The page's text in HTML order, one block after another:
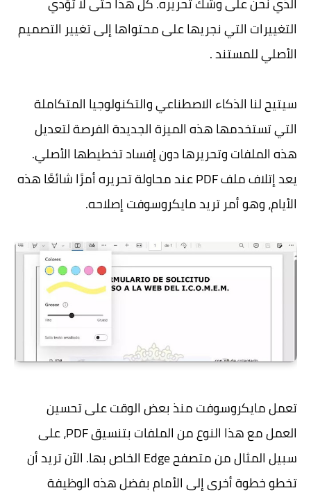
التغييرات التي نجريها على محتواها إلى تغيير التصميم
الأصلي للمستند .
سيتيح لنا الذكاء الاصطناعي والتكنولوجيا المتكاملة
التي تستخدمها هذه الميزة الجديدة الفرصة لتعديل
هذه الملفات وتحريرها دون إفساد تخطيطها الأصلي.
يعد إتلاف ملف PDF عند محاولة تحريره أمرًا شائعًا هذه
الأيام، وهو أمر تريد مايكروسوفت إصلاحه.
تعمل مايكروسوفت منذ بعض الوقت على تحسين
العمل مع هذا النوع من الملفات بتنسيق PDF، على
سبيل المثال من متصفح Edge الخاص بها. الآن تريد أن
تخطو خطوة أخرى إلى الأمام بفضل هذه الوظيفة